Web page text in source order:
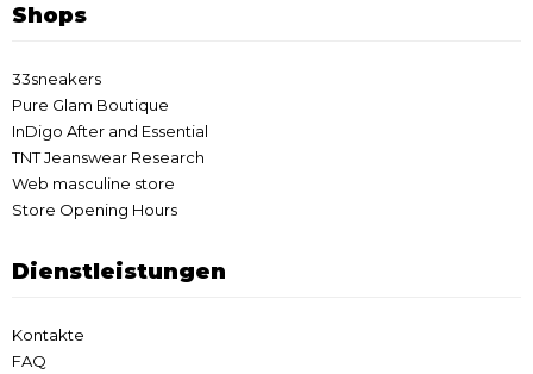
Shops
33sneakers
Pure Glam Boutique
InDigo After and Essential
TNT Jeanswear Research
Web masculine store
Store Opening Hours
Dienstleistungen
Kontakte
FAQ